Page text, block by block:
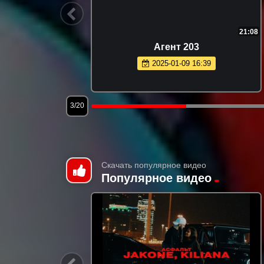
21:08
Агент 203
2025-01-09 16:39
3/20
Скачать популярное видео
Популярное видео